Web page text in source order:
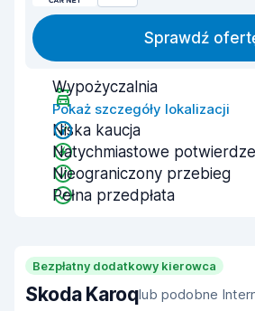
Sprawdź
Wypożyczalnia
Pokaż szczegóły lokalizacji
Niska kaucja
Natychmiastowe
Nieograniczony przebieg
Pełna przedpłata
Bezpłatny dodatkowy kierowca
Skoda Karoqlub podobne